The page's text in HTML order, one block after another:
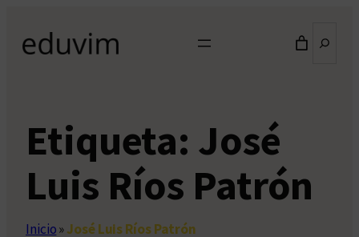
contenido
Etiqueta: José
Luis Ríos Patrón
Inicio»José Luis Ríos Patrón